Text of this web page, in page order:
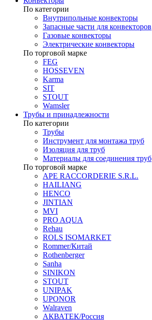
По категории
Внутрипольные конвекторы
Запасные части для конвекторов
Газовые конвекторы
Электрические конвекторы
По торговой марке
FEG
HOSSEVEN
Karma
SIT
STOUT
Wamsler
Трубы и принадлежности
По категории
Трубы
Инструмент для монтажа труб
Изоляция для труб
Материалы для соединения труб
По торговой марке
APE RACCORDERIE S.R.L.
HAILIANG
HENCO
JINTIAN
MVI
PRO AQUA
Rehau
ROLS ISOMARKET
Rommer/Китай
Rothenberger
Sanha
SINIKON
STOUT
UNIPAK
UPONOR
Walraven
АКВАТЕК/Россия